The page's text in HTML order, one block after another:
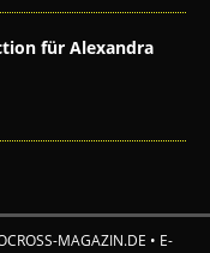
für Alexandra
MAGAZIN.DE • E-